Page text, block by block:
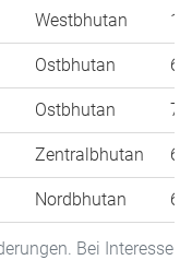
Bei Interesse
Westbhutan
Ostbhutan
Ostbhutan
Zentralbhutan
Nordbhutan